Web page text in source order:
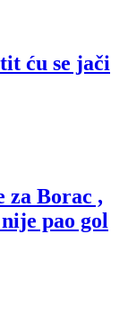
ću se jači
za Borac ,
pao gol